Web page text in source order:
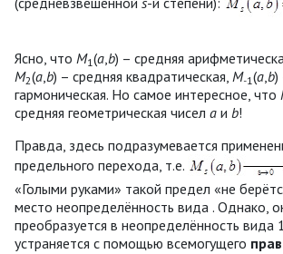
Ясно, что M1(a,b) – средняя
M2(a,b) – средняя квадратическая, M-1(a,b)
гармоническая. Но самое интересное, что
средняя геометрическая чисел a и b!
Правда, здесь подразумевается
предельного перехода, т.е.
«Голыми руками» такой предел «не
место неопределённость вида . Однако,
преобразуется в неопределённость вида
устраняется с помощью всемогущего